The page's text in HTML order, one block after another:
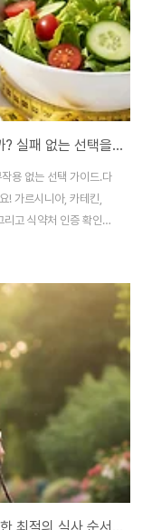
다이어트 보조제, 먹기만 하면 정말 빠질까? 실패 없는 선택을 위한 성분 분석 및 주의사항
용 없는 선택 가이드.다
! 가르시니아, 카테킨,
고 식약처 인증 확인법
녕하세요! 매년 새해
받고자 '다이어트 보조
아지는 수만 가지 제품
은 다이어트 보조제의
른 복용법까지 꼼꼼하